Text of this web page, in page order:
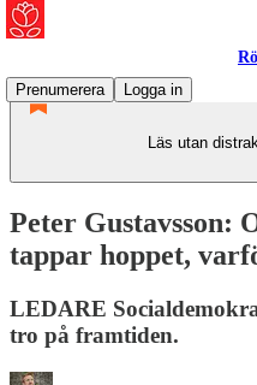
Prenumerera
Logga in
Läs utan
Peter Gustavsson:
tappar hoppet,
LEDARE
tro på framtiden.